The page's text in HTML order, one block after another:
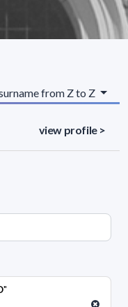
"
from Z to Z
view profile >